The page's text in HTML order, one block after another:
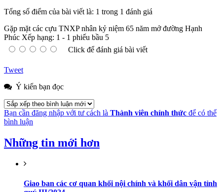
Tổng số điểm của bài viết là: 1 trong 1 đánh giá
Gặp mặt các cựu TNXP nhân kỷ niệm 65 năm mở đường Hạnh
Phúc Xếp hạng: 1 - 1 phiếu bầu 5
Click để đánh giá bài viết
Tweet
Ý kiến bạn đọc
Bạn cần đăng nhập với tư cách là Thành viên chính thức để có thể
bình luận
Những tin mới hơn
Giao ban các cơ quan khối nội chính và khối dân vận tỉnh